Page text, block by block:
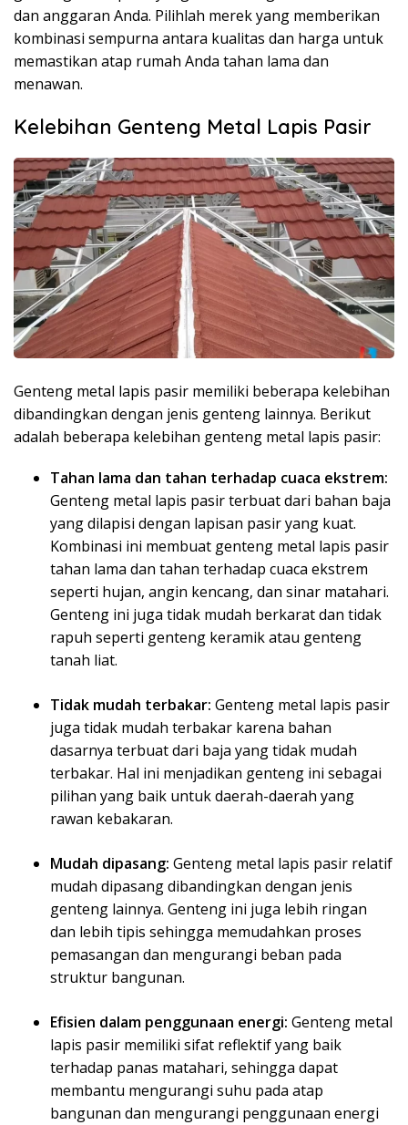
dan anggaran Anda. Pilihlah merek yang memberikan
kombinasi sempurna antara kualitas dan harga untuk
memastikan atap rumah Anda tahan lama dan
menawan.
Kelebihan Genteng Metal Lapis Pasir
Genteng metal lapis pasir memiliki beberapa kelebihan
dibandingkan dengan jenis genteng lainnya. Berikut
adalah beberapa kelebihan genteng metal lapis pasir:
Tahan lama dan tahan terhadap cuaca ekstrem:
Genteng metal lapis pasir terbuat dari bahan baja
yang dilapisi dengan lapisan pasir yang kuat.
Kombinasi ini membuat genteng metal lapis pasir
tahan lama dan tahan terhadap cuaca ekstrem
seperti hujan, angin kencang, dan sinar matahari.
Genteng ini juga tidak mudah berkarat dan tidak
rapuh seperti genteng keramik atau genteng
tanah liat.
Tidak mudah terbakar: Genteng metal lapis pasir
juga tidak mudah terbakar karena bahan
dasarnya terbuat dari baja yang tidak mudah
terbakar. Hal ini menjadikan genteng ini sebagai
pilihan yang baik untuk daerah-daerah yang
rawan kebakaran.
Mudah dipasang: Genteng metal lapis pasir relatif
mudah dipasang dibandingkan dengan jenis
genteng lainnya. Genteng ini juga lebih ringan
dan lebih tipis sehingga memudahkan proses
pemasangan dan mengurangi beban pada
struktur bangunan.
Efisien dalam penggunaan energi: Genteng metal
lapis pasir memiliki sifat reflektif yang baik
terhadap panas matahari, sehingga dapat
membantu mengurangi suhu pada atap
bangunan dan mengurangi penggunaan energi